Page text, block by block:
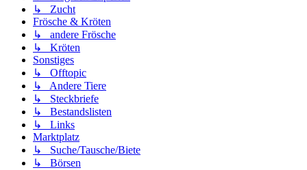
↳ Zucht
Frösche & Kröten
↳ andere Frösche
↳ Kröten
Sonstiges
↳ Offtopic
↳ Andere Tiere
↳ Steckbriefe
↳ Bestandslisten
↳ Links
Marktplatz
↳ Suche/Tausche/Biete
↳ Börsen